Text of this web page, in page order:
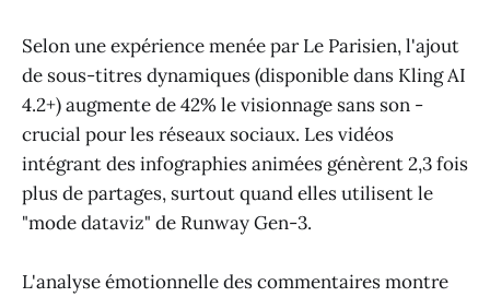
Selon une expérience menée par Le Parisien, l'ajout
de sous-titres dynamiques (disponible dans Kling AI
4.2+) augmente de 42% le visionnage sans son -
crucial pour les réseaux sociaux. Les vidéos
intégrant des infographies animées génèrent 2,3 fois
plus de partages, surtout quand elles utilisent le
"mode dataviz" de Runway Gen-3.
L'analyse émotionnelle des commentaires montre